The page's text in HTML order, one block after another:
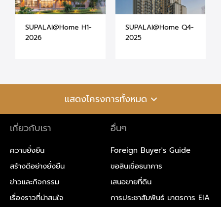
SUPALAI@Home H1-
2026
SUPALAI@Home Q4-
2025
แสดงโครงการทั้งหมด
เกี่ยวกับเรา
ความยั่งยืน
สร้างดีอย่างยั่งยืน
ข่าวและกิจกรรม
เรื่องราวที่น่าสนใจ
อื่นๆ
Foreign Buyer's Guide
ขอสินเชื่อธนาคาร
เสนอขายที่ดิน
การประชาสัมพันธ์ มาตรการ EIA